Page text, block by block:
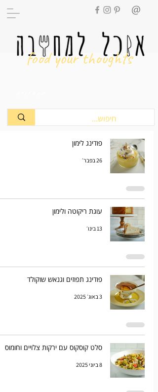
food your thoughts
פודינג לימון
26 בפבר׳
עוגת ריקוטה ולימון
13 בינו׳
פודינג תפוזים וגנאש שוקולד
3 באוג׳ 2025
סלט קוסקוס עם ירקות צלויים וחומוס
8 ביוני 2025